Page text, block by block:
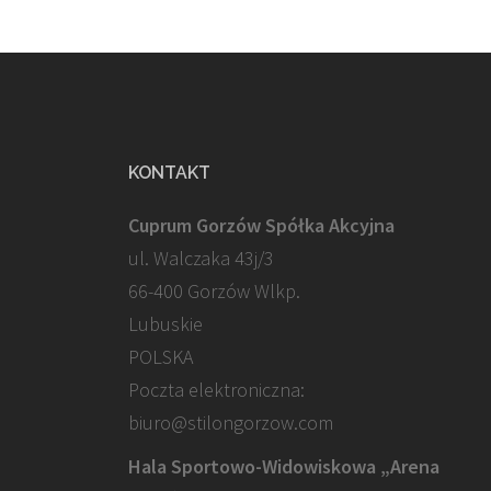
KONTAKT
Cuprum Gorzów Spółka Akcyjna
ul. Walczaka 43j/3
66-400 Gorzów Wlkp.
Lubuskie
POLSKA
Poczta elektroniczna:
biuro@stilongorzow.com
Hala Sportowo-Widowiskowa „Arena